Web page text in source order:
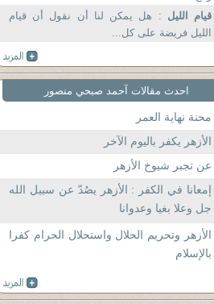
قيام الليل : هل يمكن لنا أن نقول أن قيام
الليل فريضة على كل...
احدث مقالات آحمد صبحي منصور
محنة نهاية العمر
الأزهر يكفر باليوم الآخر
عن تجبر شيوخ الأزهر
إمعانا في الكفر : الأزهر يصُدّ عن سبيل الله
جل وعلا بغيا وعدوانا
الأزهر وتحريم الحلال واستحلال الحرام كفرا
بالإسلام